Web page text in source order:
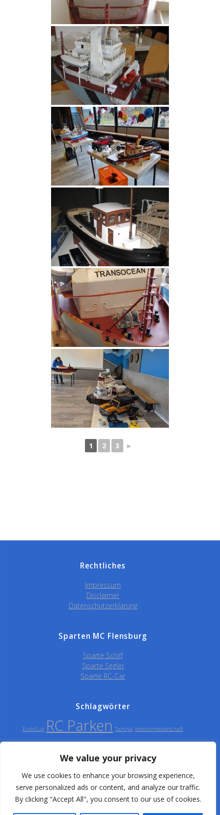
We value your privacy
We use cookies to enhance your browsing experience,
serve personalized ads or content, and analyze our traffic.
By clicking "Accept All", you consent to our use of cookies.
1 2 3 ►
Rechtliches
Impressum
Disclaimer
Datenschutzerklärung
Sparten MC Flensburg
Sparte Schiff
Sparte Segler
Sparte RC-Car
Schlagwörter
Euro-Cup RC Parken Tamiya Vereinsmeisterschaft
Modellclub Flensburg
e.V.